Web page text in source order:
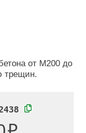
от М200 до
трещин.